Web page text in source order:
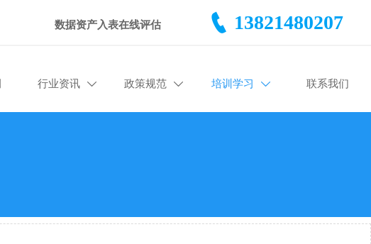
数据资产入表在线评估  13821480207
行业资讯  政策规范  培训学习  联系我们